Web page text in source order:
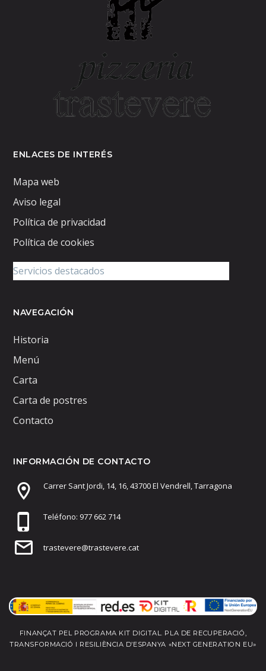
ENLACES DE INTERÉS
Mapa web
Aviso legal
Política de privacidad
Política de cookies
NAVEGACIÓN
Historia
Menú
Carta
Carta de postres
Contacto
INFORMACIÓN DE CONTACTO
Carrer Sant Jordi, 14, 16, 43700 El Vendrell, Tarragona
Teléfono: 977 662 714
trastevere@trastevere.cat
FINANÇAT PEL PROGRAMA KIT DIGITAL. PLA DE RECUPERACIÓ,
TRANSFORMACIÓ I RESILIÈNCIA D’ESPANYA «NEXT GENERATION EU»